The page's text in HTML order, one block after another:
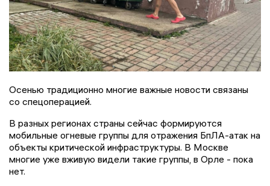
Осенью традиционно многие важные новости связаны
со спецоперацией.
В разных регионах страны сейчас формируются
мобильные огневые группы для отражения БпЛА-атак на
объекты критической инфраструктуры. В Москве
многие уже вживую видели такие группы, в Орле - пока
нет.